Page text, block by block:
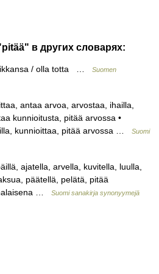
в других словарях:
/ olla totta …
Suomen
antaa arvoa, arvostaa, ihailla,
kunnioitusta, pitää arvossa •
kunnioittaa, pitää arvossa …
Suomi
ajatella, arvella, kuvitella, luulla,
päätellä, pelätä, pitää
…
Suomi sanakirja synonyymejä